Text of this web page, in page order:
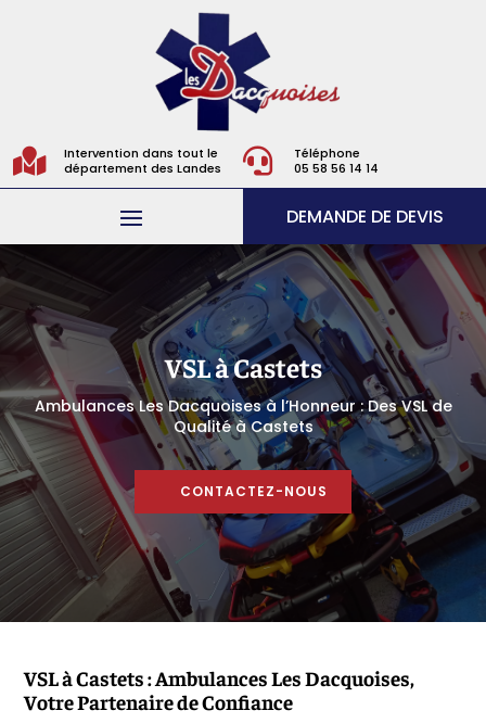

Intervention dans tout le
département des Landes

Téléphone
05 58 56 14 14
DEMANDE DE DEVIS
VSL à Castets
Ambulances Les Dacquoises à l’Honneur : Des VSL de
Qualité à Castets
CONTACTEZ-NOUS
VSL à Castets : Ambulances Les Dacquoises,
Votre Partenaire de Confiance